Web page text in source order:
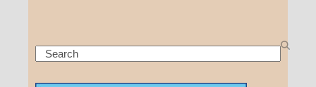
Search